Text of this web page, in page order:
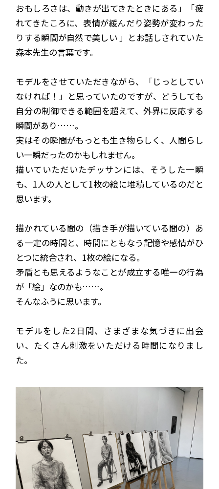
おもしろさは、動きが出てきたときにある」「疲
れてきたころに、表情が緩んだり姿勢が変わった
りする瞬間が自然で美しい 」とお話しされていた
森本先生の言葉です。
モデルをさせていただきながら、「じっとしてい
なければ！」と思っていたのですが、どうしても
自分の制御できる範囲を超えて、外界に反応する
瞬間があり……。
実はその瞬間がもっとも生き物らしく、人間らし
い一瞬だったのかもしれません。
描いていただいたデッサンには、そうした一瞬
も、1人の人として1枚の絵に堆積しているのだと
思います。
描かれている間の（描き手が描いている間の）あ
る一定の時間と、時間にともなう記憶や感情がひ
とつに統合され、1枚の絵になる。
矛盾とも思えるようなことが成立する唯一の行為
が「絵」なのかも……。
そんなふうに思います。
モデルをした2日間、さまざまな気づきに出会
い、たくさん刺激をいただける時間になりまし
た。